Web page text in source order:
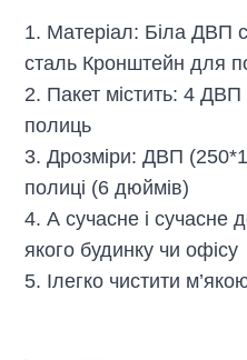
1. Матеріал: Біла ДВП
сталь Кронштейн для
2. Пакет містить: 4ДВП
полиць
3. Дрозміри:ДВП (
полиці (6 дюймів)
4. А сучасне і сучасне
якого будинку чи офісу
5. Ілегко чистити